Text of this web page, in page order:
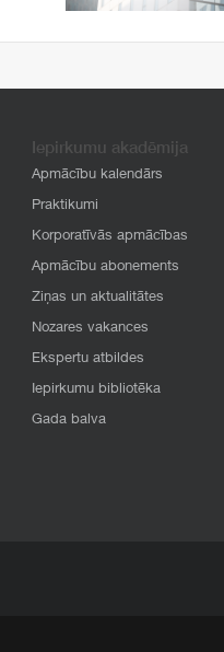
Iepirkumu akadēmija
Apmācību kalendārs
Praktikumi
Korporatīvās apmācības
Apmācību abonements
Ziņas un aktualitātes
Nozares vakances
Ekspertu atbildes
Iepirkumu bibliotēka
Gada balva